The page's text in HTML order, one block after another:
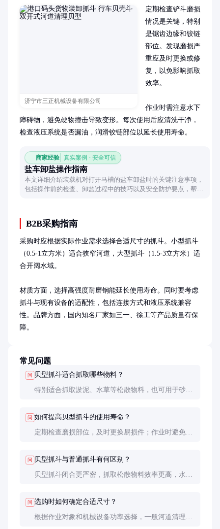
济宁市三正机械设备有限公司
定期检查铲斗磨损
情况是关键，特别
是锯齿边缘和铰链
部位。发现磨损严
重应及时更换或修
复，以免影响抓取
效率。
作业时需注意水下
障碍物，避免硬物撞击导致变形。每次使用后应清洗干净，
检查液压系统是否漏油，润滑铰链部位以延长使用寿命。
商家经验 真实案例 · 安全可信
盐车卸盐操作指南
本文详细介绍装载机对打开马槽的盐车卸盐时的关键注意事项，
包括操作前的检查、卸盐过程中的技巧以及安全防护要点，帮助
B2B采购指南
采购时应根据实际作业需求选择合适尺寸的抓斗。小型抓斗
（0.5-1立方米）适合狭窄河道，大型抓斗（1.5-3立方米）适
合开阔水域。
材质方面，选择高强度耐磨钢能延长使用寿命。同时要考虑
抓斗与现有设备的适配性，包括连接方式和液压系统兼容
性。品牌方面，国内知名厂家如三一、徐工等产品质量有保
障。
常见问题
问 贝型抓斗适合抓取哪些物料？
特别适合抓取淤泥、水草等松散物料，也可用于砂
问 如何提高贝型抓斗的使用寿命？
定期检查磨损部位，及时更换易损件；作业时避免超
问 贝型抓斗与普通抓斗有何区别？
贝型抓斗闭合更严密，抓取松散物料效率更高，水下
问 选购时如何确定合适尺寸？
根据作业对象和机械设备功率选择，一般河道清理常